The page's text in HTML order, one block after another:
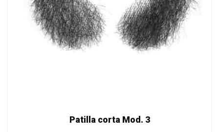
Patilla corta Mod. 3